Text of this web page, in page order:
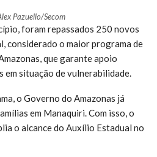
Pazuello/Secom
foram repassados 250 novos
considerado o maior programa de
que garante apoio
em situação de vulnerabilidade.
o Governo do Amazonas já
em Manaquiri. Com isso, o
o alcance do Auxílio Estadual no